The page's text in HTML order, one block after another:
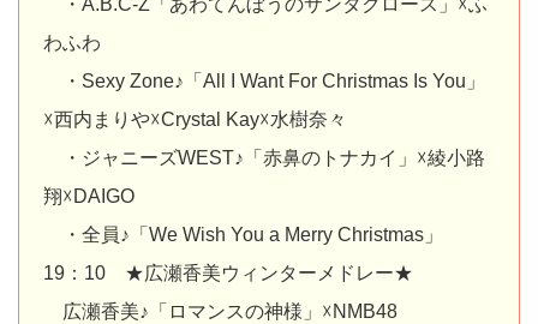
・A.B.C-Z「あわてんぼうのサンタクロース」☓ふ
わふわ
・Sexy Zone♪「All I Want For Christmas Is You」
☓西内まりや☓Crystal Kay☓水樹奈々
・ジャニーズWEST♪「赤鼻のトナカイ」☓綾小路
翔☓DAIGO
・全員♪「We Wish You a Merry Christmas」
19：10 ★広瀬香美ウィンターメドレー★
広瀬香美♪「ロマンスの神様」☓NMB48